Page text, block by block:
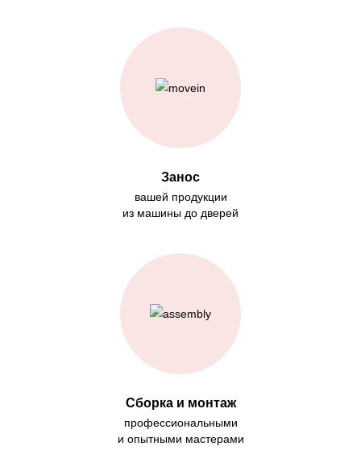
Занос
вашей продукции
из машины до дверей
Сборка и монтаж
профессиональными
и опытными мастерами